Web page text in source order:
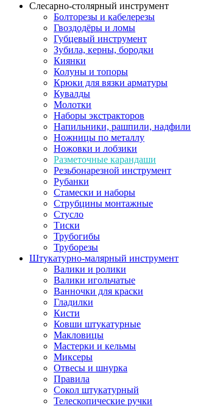
Слесарно-столярный инструмент
Болторезы и кабелерезы
Гвоздодёры и ломы
Губцевый инструмент
Зубила, керны, бородки
Киянки
Колуны и топоры
Крюки для вязки арматуры
Кувалды
Молотки
Наборы экстракторов
Напильники, рашпили, надфили
Ножницы по металлу
Ножовки и лобзики
Разметочные карандаши
Резьбонарезной инструмент
Рубанки
Стамески и наборы
Струбцины монтажные
Стусло
Тиски
Трубогибы
Труборезы
Штукатурно-малярный инструмент
Валики и ролики
Валики игольчатые
Ванночки для краски
Гладилки
Кисти
Ковши штукатурные
Макловицы
Мастерки и кельмы
Миксеры
Отвесы и шнурка
Правила
Сокол штукатурный
Телескопические ручки